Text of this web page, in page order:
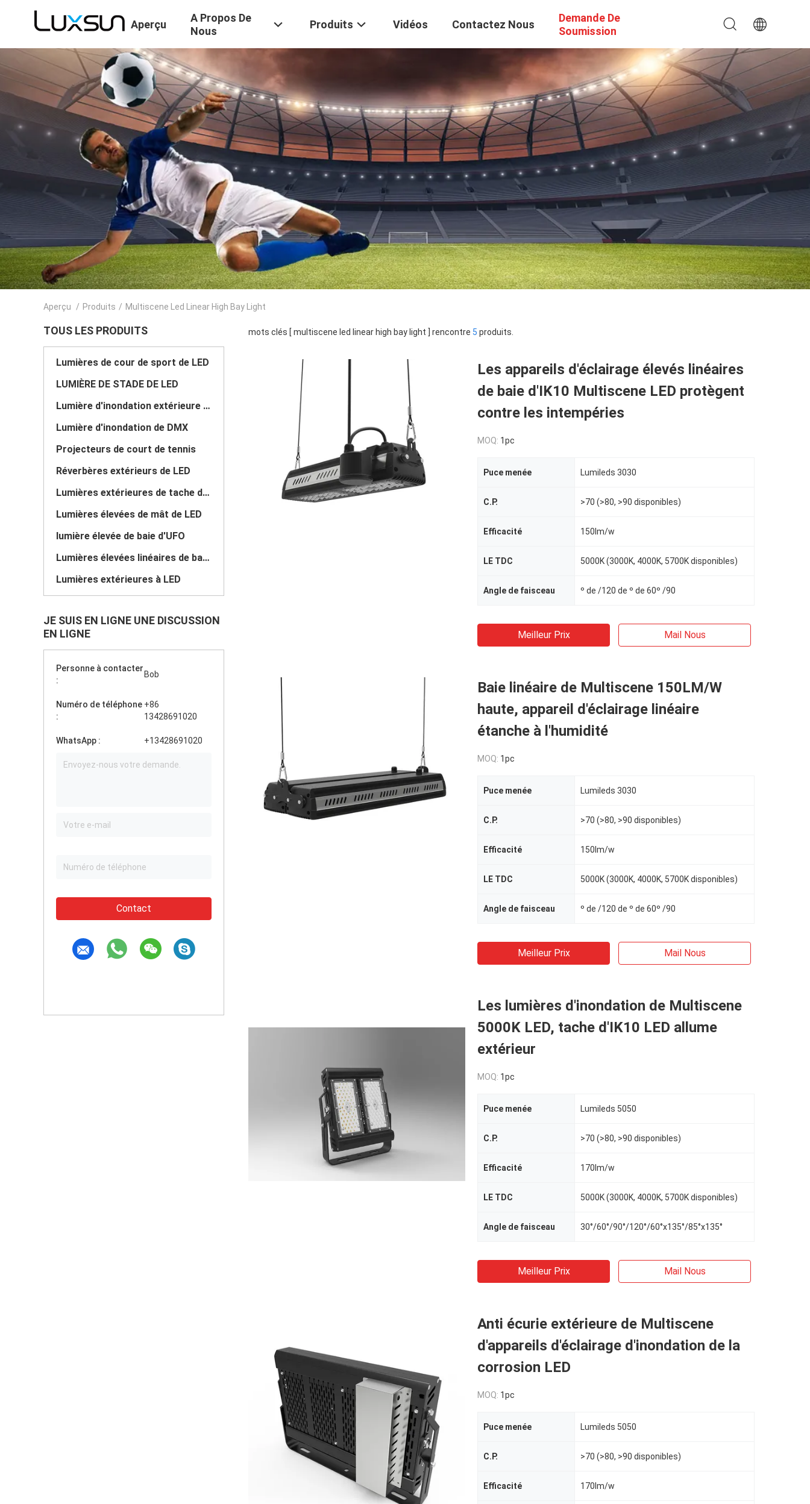
Aperçu
A Propos De
Nous
Produits Vidéos Contactez Nous
Demande De
Soumission
Aperçu / Produits / Multiscene Led Linear High Bay Light
TOUS LES PRODUITS
Lumières de cour de sport de LED
LUMIÈRE DE STADE DE LED
Lumière d'inondation extérieure de LED
Lumière d'inondation de DMX
Projecteurs de court de tennis
Réverbères extérieurs de LED
Lumières extérieures de tache de LED
Lumières élevées de mât de LED
lumière élevée de baie d'UFO
Lumières élevées linéaires de baie de LED
Lumières extérieures à LED
JE SUIS EN LIGNE UNE DISCUSSION
EN LIGNE
Personne à contacter
:
Bob
Numéro de téléphone
:
+86
13428691020
WhatsApp : +13428691020
Contact
mots clés [ multiscene led linear high bay light ] rencontre 5 produits.
Les appareils d'éclairage élevés linéaires
de baie d'IK10 Multiscene LED protègent
contre les intempéries
MOQ: 1pc
Puce menée Lumileds 3030
C.P. >70 (>80, >90 disponibles)
Efficacité 150lm/w
LE TDC 5000K (3000K, 4000K, 5700K disponibles)
Angle de faisceau º de /120 de º de 60º /90
Meilleur Prix Mail Nous
Baie linéaire de Multiscene 150LM/W
haute, appareil d'éclairage linéaire
étanche à l'humidité
MOQ: 1pc
Puce menée Lumileds 3030
C.P. >70 (>80, >90 disponibles)
Efficacité 150lm/w
LE TDC 5000K (3000K, 4000K, 5700K disponibles)
Angle de faisceau º de /120 de º de 60º /90
Meilleur Prix Mail Nous
Les lumières d'inondation de Multiscene
5000K LED, tache d'IK10 LED allume
extérieur
MOQ: 1pc
Puce menée Lumileds 5050
C.P. >70 (>80, >90 disponibles)
Efficacité 170lm/w
LE TDC 5000K (3000K, 4000K, 5700K disponibles)
Angle de faisceau 30°/60°/90°/120°/60°x135°/85°x135°
Meilleur Prix Mail Nous
Anti écurie extérieure de Multiscene
d'appareils d'éclairage d'inondation de la
corrosion LED
MOQ: 1pc
Puce menée Lumileds 5050
C.P. >70 (>80, >90 disponibles)
Efficacité 170lm/w